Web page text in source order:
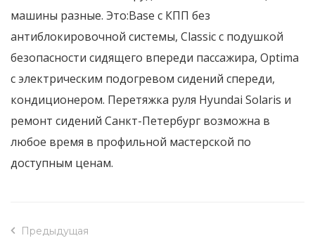
машины разные. Это:Base с КПП без
антиблокировочной системы, Classic с подушкой
безопасности сидящего впереди пассажира, Optima
с электрическим подогревом сидений спереди,
кондиционером. Перетяжка руля Hyundai Solaris и
ремонт сидений Санкт-Петербург возможна в
любое время в профильной мастерской по
доступным ценам.
Предыдущая